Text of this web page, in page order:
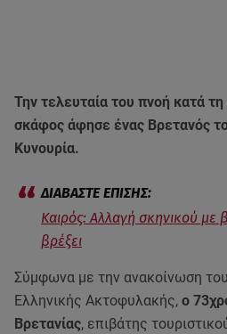
Την τελευταία του πνοή κατά
σκάφος άφησε ένας Βρετανός
Κυνουρία.
Καιρός: Αλλαγή σκηνικού με
βρέξει
Σύμφωνα με την ανακοίνωση
Ελληνικής Ακτοφυλακής, ο
Βρετανίας, επιβάτης